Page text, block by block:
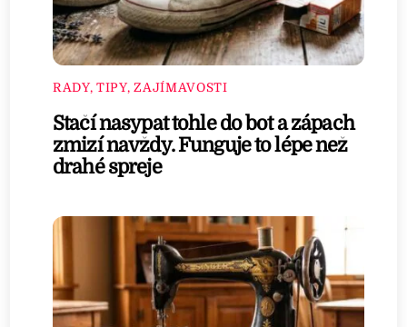
RADY, TIPY, ZAJÍMAVOSTI
Stačí nasypat tohle do bot a zápach
zmizí navždy. Funguje to lépe než
drahé spreje